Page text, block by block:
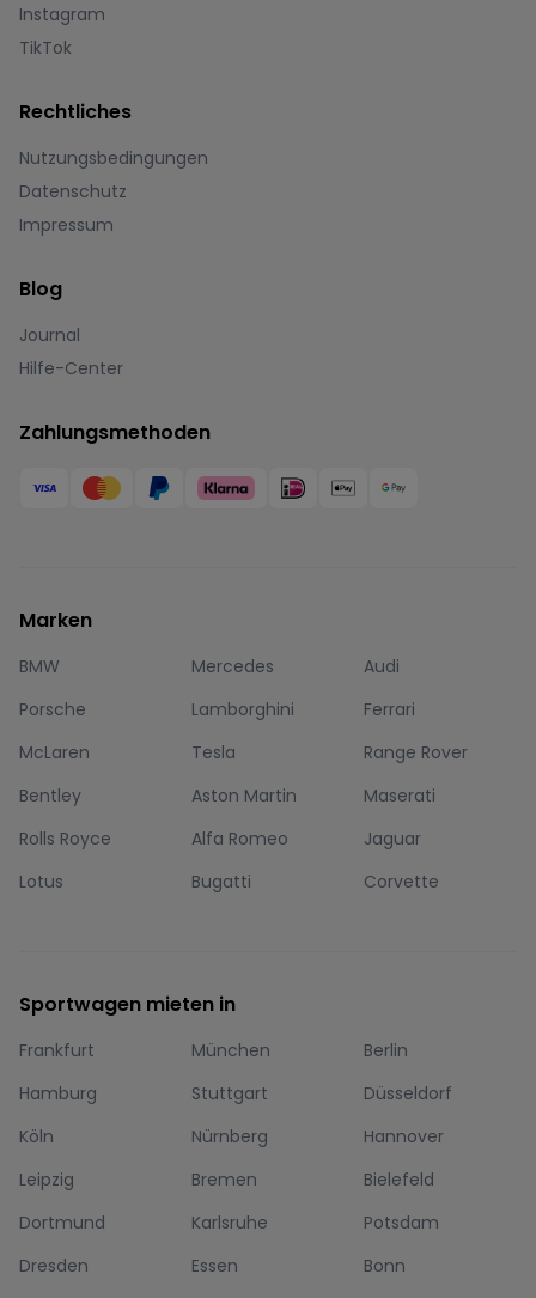
Instagram
TikTok
Rechtliches
Nutzungsbedingungen
Datenschutz
Impressum
Blog
Journal
Hilfe-Center
Zahlungsmethoden
Marken
BMW Mercedes
Audi
Porsche
Lamborghini
Ferrari
McLaren
Tesla
Range Rover
Bentley
Aston Martin
Maserati
Rolls Royce
Alfa Romeo
Jaguar
Lotus
Bugatti Corvette
Sportwagen mieten in
Frankfurt München
Berlin
Hamburg
Stuttgart
Düsseldorf
Köln
Nürnberg
Hannover
Leipzig
Bremen
Bielefeld
Dortmund
Karlsruhe
Potsdam
Dresden
Essen
Bonn